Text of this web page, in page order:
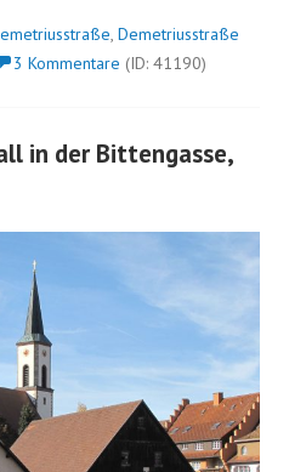
, Demetriusstraße
3 Kommentare (ID: 41190)
in der Bittengasse,